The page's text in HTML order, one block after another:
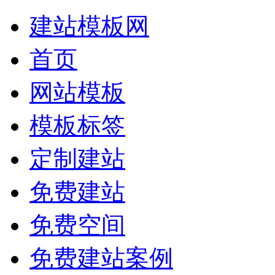
建站模板网
首页
网站模板
模板标签
定制建站
免费建站
免费空间
免费建站案例